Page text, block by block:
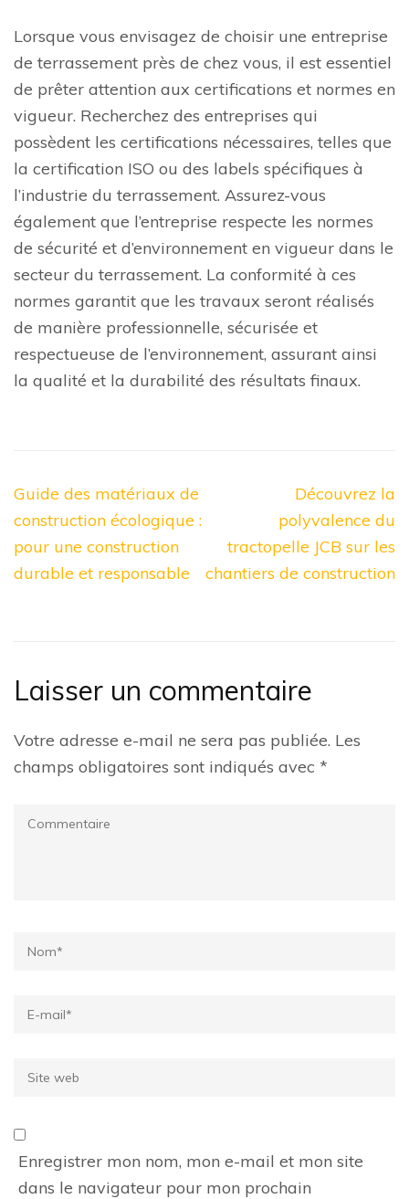
Lorsque vous envisagez de choisir une entreprise
de terrassement près de chez vous, il est essentiel
de prêter attention aux certifications et normes en
vigueur. Recherchez des entreprises qui
possèdent les certifications nécessaires, telles que
la certification ISO ou des labels spécifiques à
l’industrie du terrassement. Assurez-vous
également que l’entreprise respecte les normes
de sécurité et d’environnement en vigueur dans le
secteur du terrassement. La conformité à ces
normes garantit que les travaux seront réalisés
de manière professionnelle, sécurisée et
respectueuse de l’environnement, assurant ainsi
la qualité et la durabilité des résultats finaux.
Navigation
de
l’article
Guide des matériaux de
construction écologique :
pour une construction
durable et responsable
Découvrez la
polyvalence du
tractopelle JCB sur les
chantiers de construction
Laisser un commentaire
Votre adresse e-mail ne sera pas publiée. Les
champs obligatoires sont indiqués avec *
Commentaire
Name*
Email*
Site
Enregistrer mon nom, mon e-mail et mon site
dans le navigateur pour mon prochain